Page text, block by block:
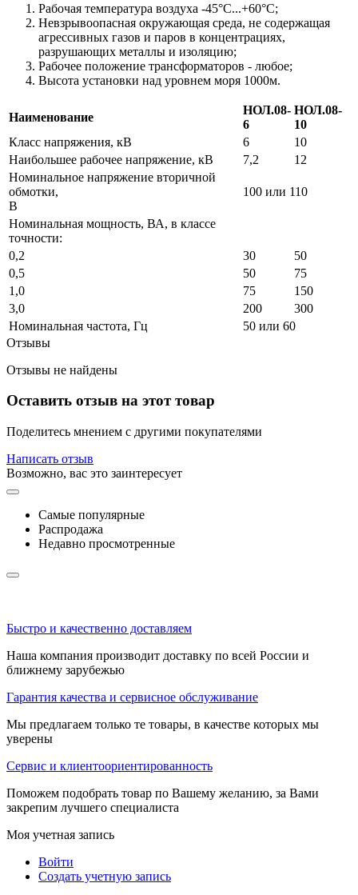
Рабочая температура воздуха -45°С...+60°С;
Невзрывоопасная окружающая среда, не содержащая
агрессивных газов и паров в концентрациях,
разрушающих металлы и изоляцию;
Рабочее положение трансформаторов - любое;
Высота установки над уровнем моря 1000м.
Наименование
НОЛ.08-
6
НОЛ.08-
10
Класс напряжения, кВ
6
10
Наибольшее рабочее напряжение, кВ
7,2
12
Номинальное напряжение вторичной
обмотки,
В
100 или 110
Номинальная мощность, ВА, в классе
точности:
0,2
30
50
0,5
50
75
1,0
75
150
3,0
200
300
Номинальная частота, Гц
50 или 60
Отзывы
Отзывы не найдены
Оставить отзыв на этот товар
Поделитесь мнением с другими покупателями
Написать отзыв
Возможно, вас это заинтересует
Самые популярные
Распродажа
Недавно просмотренные
Быстро и качественно доставляем
Наша компания производит доставку по всей России и
ближнему зарубежью
Гарантия качества и сервисное обслуживание
Мы предлагаем только те товары, в качестве которых мы
уверены
Сервис и клиентоориентированность
Поможем подобрать товар по Вашему желанию, за Вами
закрепим лучшего специалиста
Моя учетная запись
Войти
Создать учетную запись